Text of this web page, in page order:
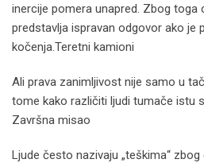
inercije pomera unapred. Zbog toga
predstavlja ispravan odgovor ako je
kočenja.Teretni kamioni
Ali prava zanimljivost nije samo u
tome kako različiti ljudi tumače istu
Završna misao
Ljude često nazivaju „teškima“